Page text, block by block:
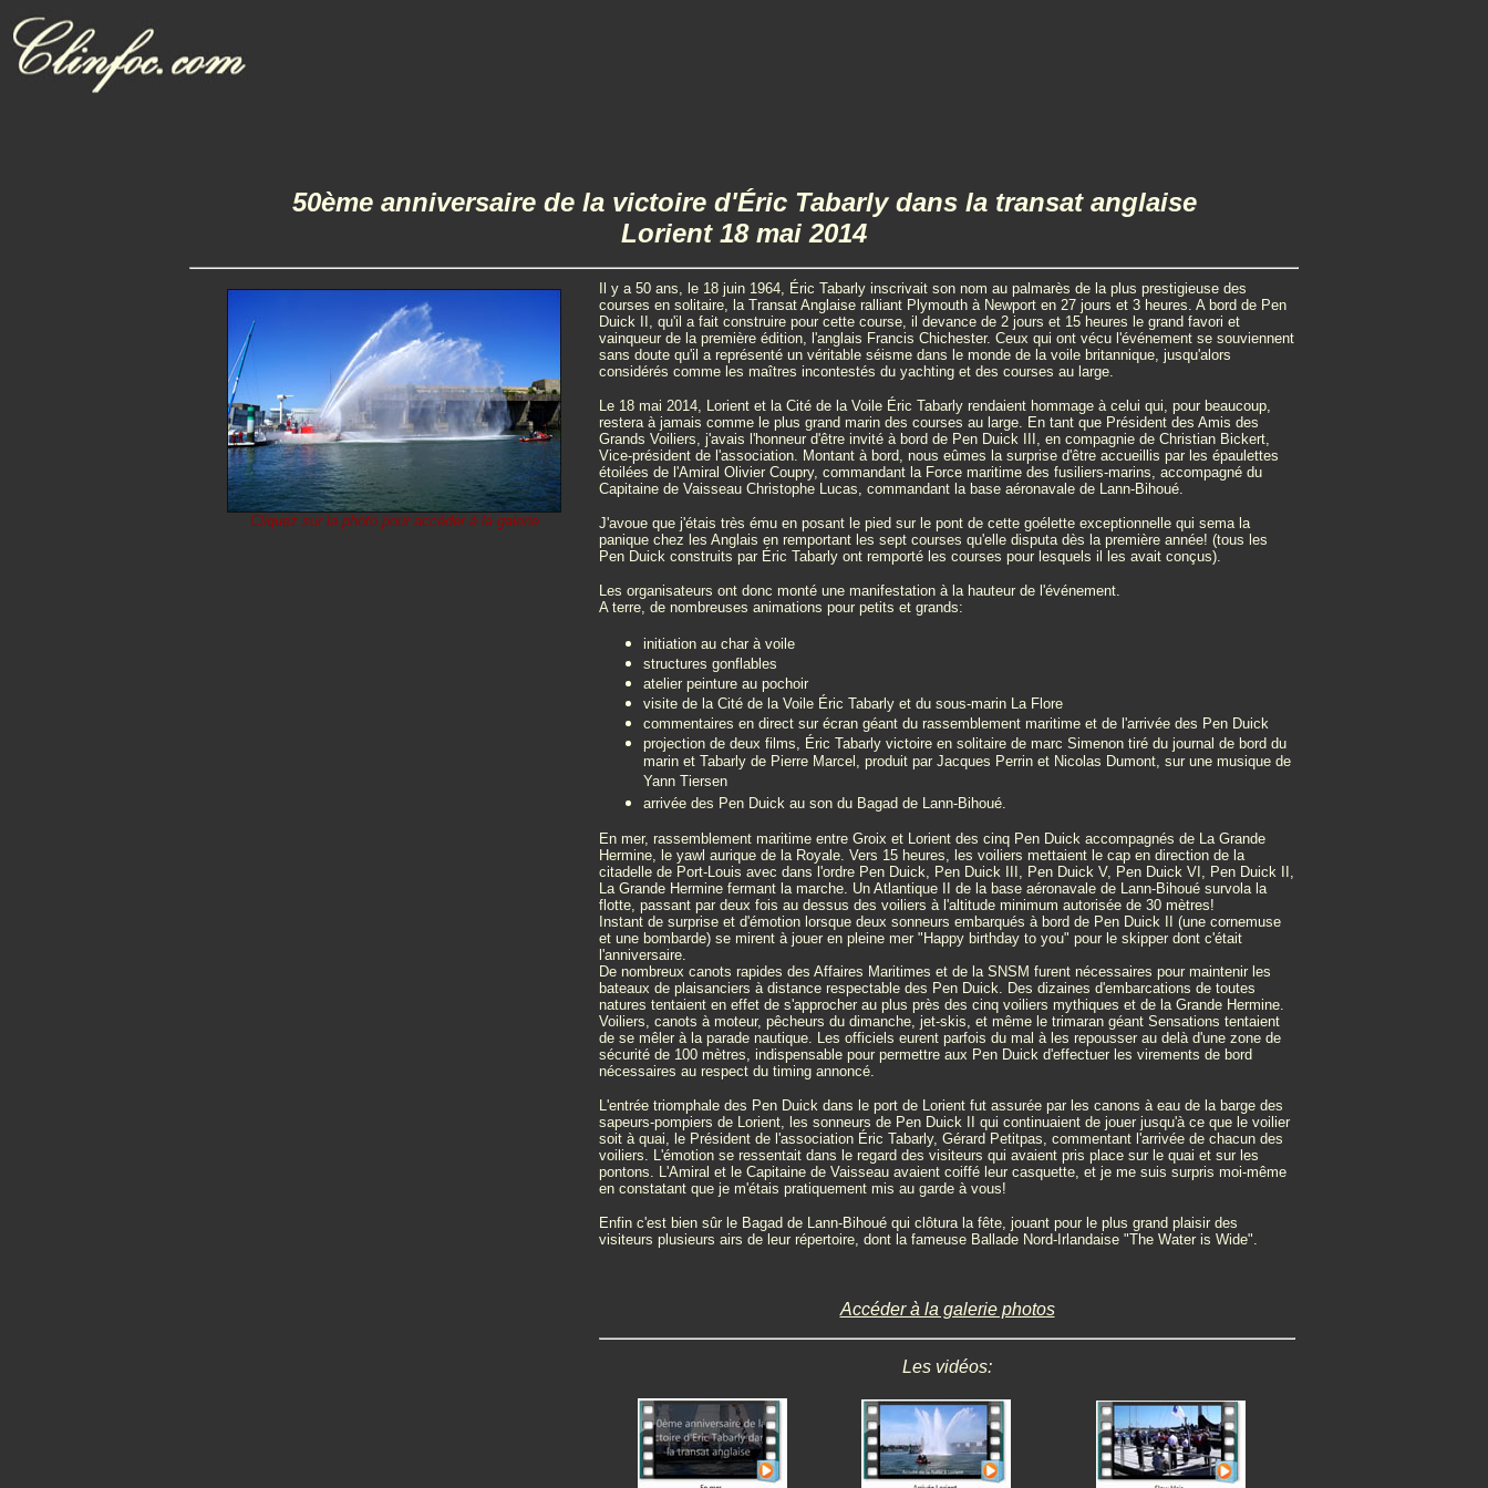
50ème anniversaire de la victoire d'Éric Tabarly dans la transat anglaise
Lorient 18 mai 2014
Cliquez sur la photo pour accéder à la galerie
Il y a 50 ans, le 18 juin 1964, Éric Tabarly inscrivait son nom au palmarès de la plus prestigieuse des
courses en solitaire, la Transat Anglaise ralliant Plymouth à Newport en 27 jours et 3 heures. A bord de Pen
Duick II, qu'il a fait construire pour cette course, il devance de 2 jours et 15 heures le grand favori et
vainqueur de la première édition, l'anglais Francis Chichester. Ceux qui ont vécu l'événement se souviennent
sans doute qu'il a représenté un véritable séisme dans le monde de la voile britannique, jusqu'alors
considérés comme les maîtres incontestés du yachting et des courses au large.
Le 18 mai 2014, Lorient et la Cité de la Voile Éric Tabarly rendaient hommage à celui qui, pour beaucoup,
restera à jamais comme le plus grand marin des courses au large. En tant que Président des Amis des
Grands Voiliers, j'avais l'honneur d'être invité à bord de Pen Duick III, en compagnie de Christian Bickert,
Vice-président de l'association. Montant à bord, nous eûmes la surprise d'être accueillis par les épaulettes
étoilées de l'Amiral Olivier Coupry, commandant la Force maritime des fusiliers-marins, accompagné du
Capitaine de Vaisseau Christophe Lucas, commandant la base aéronavale de Lann-Bihoué.
J'avoue que j'étais très ému en posant le pied sur le pont de cette goélette exceptionnelle qui sema la
panique chez les Anglais en remportant les sept courses qu'elle disputa dès la première année! (tous les
Pen Duick construits par Éric Tabarly ont remporté les courses pour lesquels il les avait conçus).
Les organisateurs ont donc monté une manifestation à la hauteur de l'événement.
A terre, de nombreuses animations pour petits et grands:
initiation au char à voile
structures gonflables
atelier peinture au pochoir
visite de la Cité de la Voile Éric Tabarly et du sous-marin La Flore
commentaires en direct sur écran géant du rassemblement maritime et de l'arrivée des Pen Duick
projection de deux films, Éric Tabarly victoire en solitaire de marc Simenon tiré du journal de bord du
marin et Tabarly de Pierre Marcel, produit par Jacques Perrin et Nicolas Dumont, sur une musique de
Yann Tiersen
arrivée des Pen Duick au son du Bagad de Lann-Bihoué.
En mer, rassemblement maritime entre Groix et Lorient des cinq Pen Duick accompagnés de La Grande
Hermine, le yawl aurique de la Royale. Vers 15 heures, les voiliers mettaient le cap en direction de la
citadelle de Port-Louis avec dans l'ordre Pen Duick, Pen Duick III, Pen Duick V, Pen Duick VI, Pen Duick II,
La Grande Hermine fermant la marche. Un Atlantique II de la base aéronavale de Lann-Bihoué survola la
flotte, passant par deux fois au dessus des voiliers à l'altitude minimum autorisée de 30 mètres!
Instant de surprise et d'émotion lorsque deux sonneurs embarqués à bord de Pen Duick II (une cornemuse
et une bombarde) se mirent à jouer en pleine mer "Happy birthday to you" pour le skipper dont c'était
l'anniversaire.
De nombreux canots rapides des Affaires Maritimes et de la SNSM furent nécessaires pour maintenir les
bateaux de plaisanciers à distance respectable des Pen Duick. Des dizaines d'embarcations de toutes
natures tentaient en effet de s'approcher au plus près des cinq voiliers mythiques et de la Grande Hermine.
Voiliers, canots à moteur, pêcheurs du dimanche, jet-skis, et même le trimaran géant Sensations tentaient
de se mêler à la parade nautique. Les officiels eurent parfois du mal à les repousser au delà d'une zone de
sécurité de 100 mètres, indispensable pour permettre aux Pen Duick d'effectuer les virements de bord
nécessaires au respect du timing annoncé.
L'entrée triomphale des Pen Duick dans le port de Lorient fut assurée par les canons à eau de la barge des
sapeurs-pompiers de Lorient, les sonneurs de Pen Duick II qui continuaient de jouer jusqu'à ce que le voilier
soit à quai, le Président de l'association Éric Tabarly, Gérard Petitpas, commentant l'arrivée de chacun des
voiliers. L'émotion se ressentait dans le regard des visiteurs qui avaient pris place sur le quai et sur les
pontons. L'Amiral et le Capitaine de Vaisseau avaient coiffé leur casquette, et je me suis surpris moi-même
en constatant que je m'étais pratiquement mis au garde à vous!
Enfin c'est bien sûr le Bagad de Lann-Bihoué qui clôtura la fête, jouant pour le plus grand plaisir des
visiteurs plusieurs airs de leur répertoire, dont la fameuse Ballade Nord-Irlandaise "The Water is Wide".
Accéder à la galerie photos
Les vidéos: